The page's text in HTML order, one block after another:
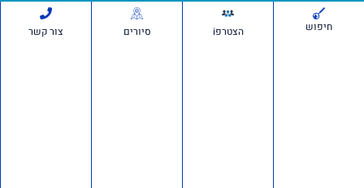
סרטונים:
חיפוש הצטרפi סיורים צור קשר